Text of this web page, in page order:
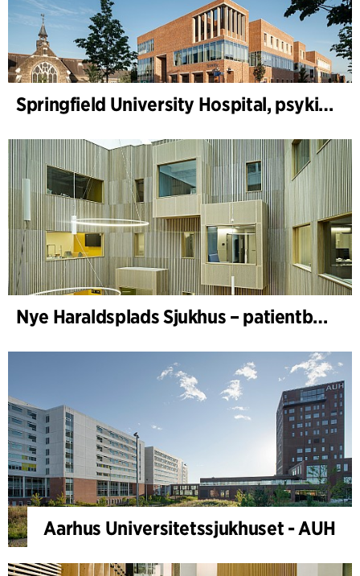
Springfield University Hospital, psykiatri
Nye Haraldsplads Sjukhus – patientbyggnad
Aarhus Universitetssjukhuset - AUH